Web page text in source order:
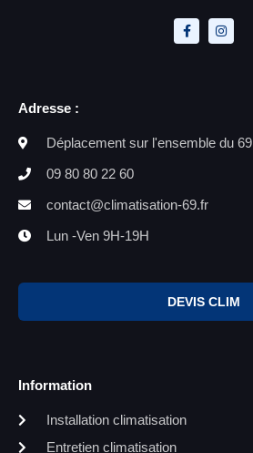
Adresse :
Déplacement sur l'ensemble du 69
09 80 80 22 60
contact@climatisation-69.fr
Lun -Ven 9H-19H
DEVIS CLIM
Information
Installation climatisation
Entretien climatisation